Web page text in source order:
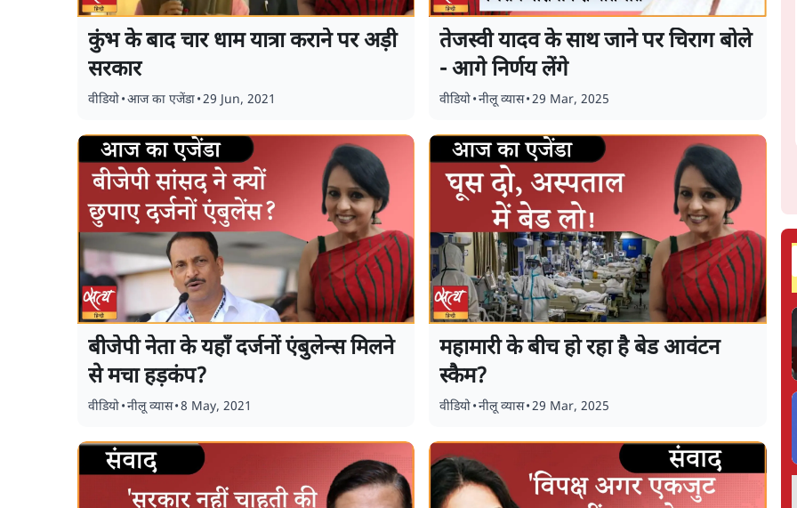
कुंभ के बाद चार धाम यात्रा कराने पर अड़ी
सरकार
वीडियो•आज का एजेंडा•29 Jun, 2021
तेजस्वी यादव के साथ जाने पर चिराग बोले
- आगे निर्णय लेंगे
वीडियो•नीलू व्यास•29 Mar, 2025
बीजेपी नेता के यहाँ दर्जनों एंबुलेन्स मिलने
से मचा हड़कंप?
वीडियो•नीलू व्यास•8 May, 2021
महामारी के बीच हो रहा है बेड आवंटन
स्कैम?
वीडियो•नीलू व्यास•29 Mar, 2025